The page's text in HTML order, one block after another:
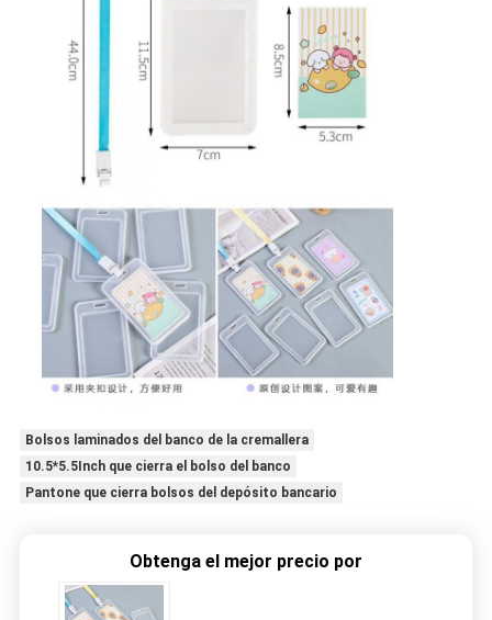
Bolsos laminados del banco de la cremallera
10.5*5.5Inch que cierra el bolso del banco
Pantone que cierra bolsos del depósito bancario
Obtenga el mejor precio por